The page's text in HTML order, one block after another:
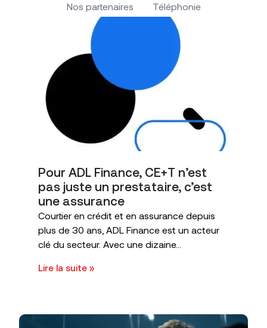
Nos partenaires
Téléphonie
Pour ADL Finance, CE+T n’est
pas juste un prestataire, c’est
une assurance
Courtier en crédit et en assurance depuis
plus de 30 ans, ADL Finance est un acteur
clé du secteur. Avec une dizaine...
Lire la suite »